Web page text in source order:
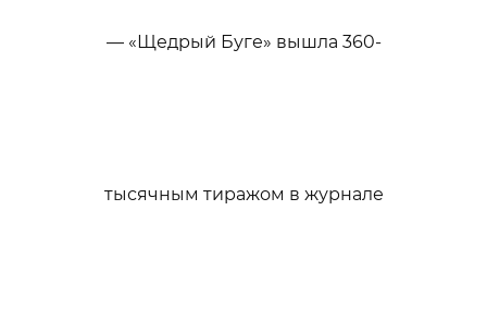
— «Щедрый Буге» вышла 360-
тысячным тиражом в журнале